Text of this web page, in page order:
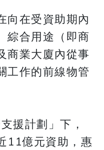
向在受資助期內
綜合用途（即商
商業大廈內從事
工作的前線物管
援計劃」下，
11億元資助，惠